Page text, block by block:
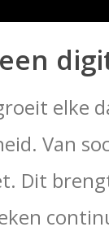
elke
Van
Dit